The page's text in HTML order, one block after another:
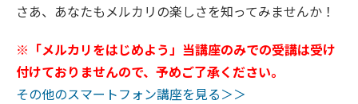
さあ、あなたもメルカリの楽しさを知ってみませんか！
※「メルカリをはじめよう」当講座のみでの受講は受け
付けておりませんので、予めご了承ください。
その他のスマートフォン講座を見る＞＞